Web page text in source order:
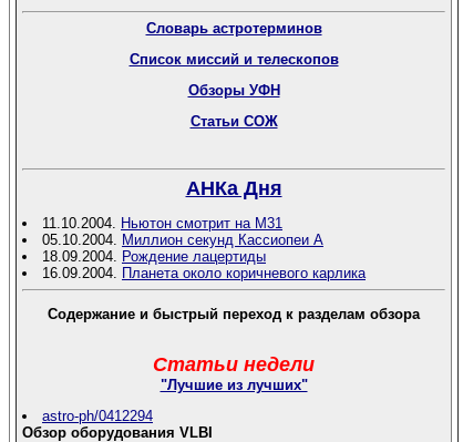
Словарь астротерминов
Список миссий и телескопов
Обзоры УФН
Статьи СОЖ
АНКа Дня
11.10.2004. Ньютон смотрит на М31
05.10.2004. Миллион секунд Кассиопеи А
18.09.2004. Рождение лацертиды
16.09.2004. Планета около коричневого карлика
Содержание и быстрый переход к разделам обзора
Статьи недели
"Лучшие из лучших"
astro-ph/0412294
Обзор оборудования VLBI